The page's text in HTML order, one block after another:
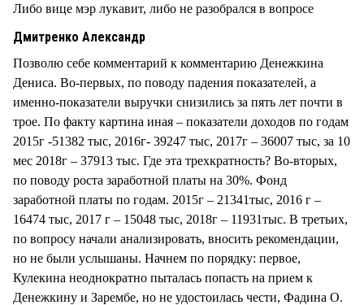
Либо вице мэр лукавит, либо не разобрался в вопросе
Дмитренко Александр
Позволю себе комментарий к комментарию Денежкина
Дениса. Во-первых, по поводу падения показателей, а
именно-показатели выручки снизились за пять лет почти в
трое. По факту картина иная – показатели доходов по годам
2015г -51382 тыс, 2016г- 39247 тыс, 2017г – 36007 тыс, за 10
мес 2018г – 37913 тыс. Где эта трехкратность? Во-вторых,
по поводу роста заработной платы на 30%. Фонд
заработной платы по годам. 2015г – 21341тыс, 2016 г –
16474 тыс, 2017 г – 15048 тыс, 2018г – 11931тыс. В третьих,
по вопросу начали анализировать, вносить рекомендации,
но не были услышаны. Начнем по порядку: первое,
Кулекина неоднократно пыталась попасть на прием к
Денежкину и Зарембе, но не удостоилась чести, Фадина О.